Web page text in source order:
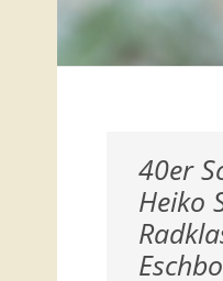
40er
Heiko